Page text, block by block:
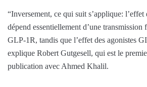
“Inversement, ce qui suit s’applique: l’effet
dépend essentiellement d’une
GLP-1R, tandis que l’effet des agonistes
explique Robert Gutgesell, qui est le
publication avec Ahmed Khalil.